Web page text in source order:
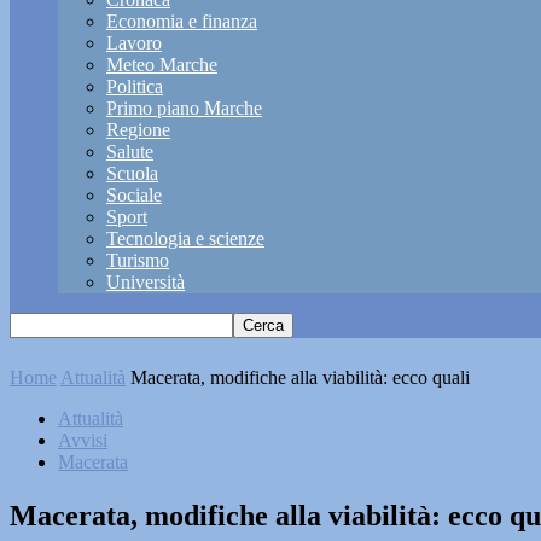
Economia e finanza
Lavoro
Meteo Marche
Politica
Primo piano Marche
Regione
Salute
Scuola
Sociale
Sport
Tecnologia e scienze
Turismo
Università
Home Attualità Macerata, modifiche alla viabilità: ecco quali
Attualità
Avvisi
Macerata
Macerata, modifiche alla viabilità: ecco